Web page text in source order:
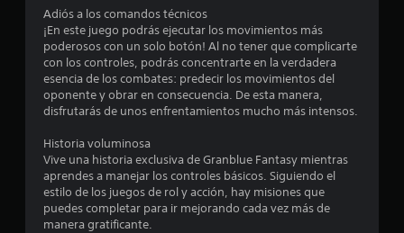
l
a
s
n
u
Adiós a los comandos técnicos
¡En este juego podrás ejecutar los movimientos más
poderosos con un solo botón! Al no tener que complicarte
con los controles, podrás concentrarte en la verdadera
esencia de los combates: predecir los movimientos del
oponente y obrar en consecuencia. De esta manera,
disfrutarás de unos enfrentamientos mucho más intensos.
Historia voluminosa
Vive una historia exclusiva de Granblue Fantasy mientras
aprendes a manejar los controles básicos. Siguiendo el
estilo de los juegos de rol y acción, hay misiones que
puedes completar para ir mejorando cada vez más de
manera gratificante.